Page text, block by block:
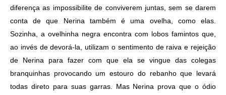
diferença as impossibilite de conviverem juntas, sem se darem
conta de que Nerina também é uma ovelha, como elas.
Sozinha, a ovelhinha negra encontra com lobos famintos que,
ao invés de devorá-la, utilizam o sentimento de raiva e rejeição
de Nerina para fazer com que ela se vingue das colegas
branquinhas provocando um estouro do rebanho que levará
todas direto para suas garras. Mas Nerina prova que o ódio